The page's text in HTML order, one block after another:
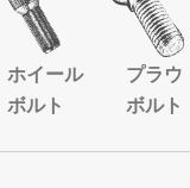
ホイール
ボルト
プラウ
ボルト